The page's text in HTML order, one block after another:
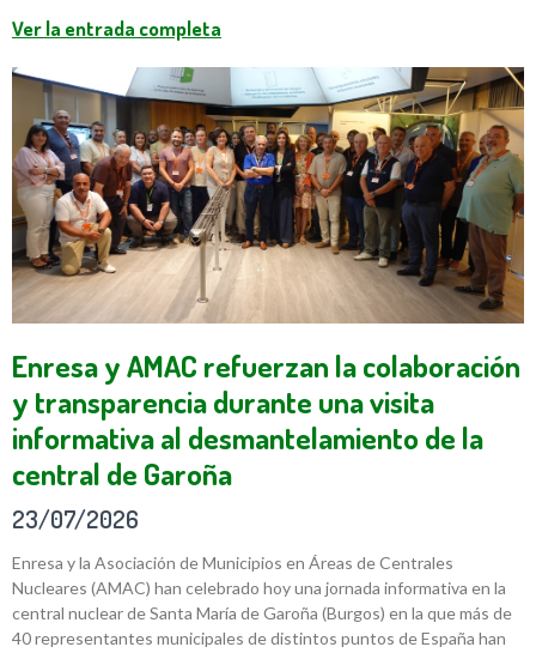
Ver la entrada completa
Enresa y AMAC refuerzan la colaboración
y transparencia durante una visita
informativa al desmantelamiento de la
central de Garoña
23/07/2026
Enresa y la Asociación de Municipios en Áreas de Centrales
Nucleares (AMAC) han celebrado hoy una jornada informativa en la
central nuclear de Santa María de Garoña (Burgos) en la que más de
40 representantes municipales de distintos puntos de España han